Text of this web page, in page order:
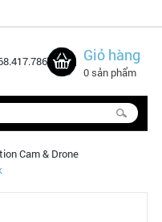
Giỏ hàng
0 sản phẩm
Cam & Drone